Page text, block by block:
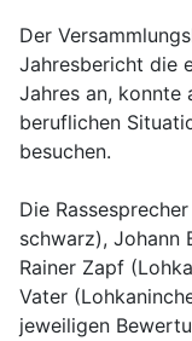
Der
Jahresbericht die
Jahres an, konnte
beruflichen
besuchen.
Die
schwarz), Johann
Rainer Zapf
Vater
jeweiligen